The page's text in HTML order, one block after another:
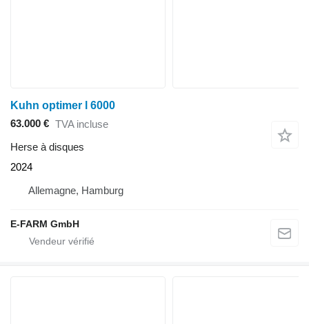
Kuhn optimer l 6000
63.000 € TVA incluse
Herse à disques
2024
Allemagne, Hamburg
E-FARM GmbH